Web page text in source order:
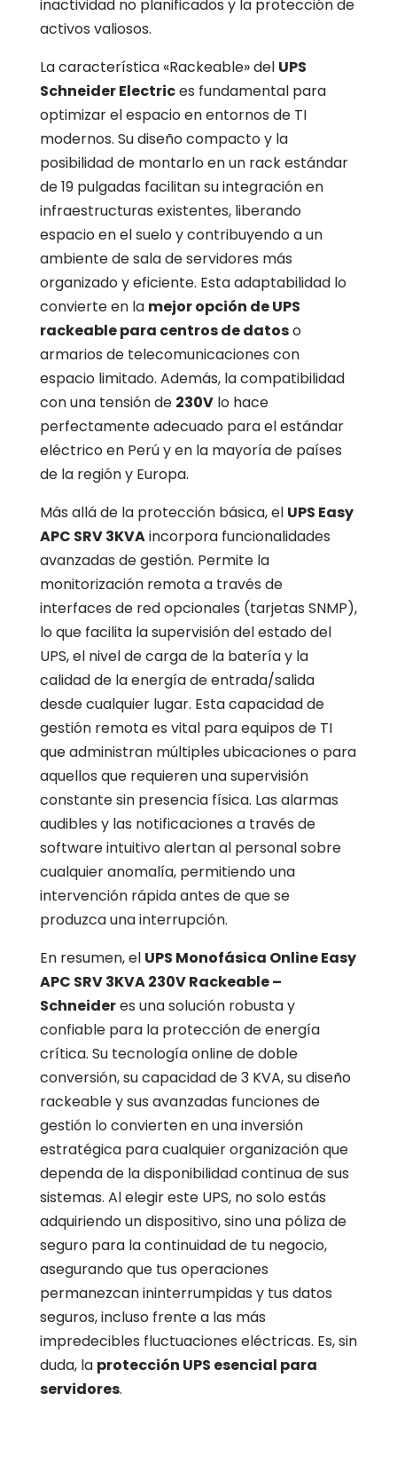
inactividad no planificados y la protección de
activos valiosos.
La característica «Rackeable» del UPS
Schneider Electrices fundamental para
optimizar el espacio en entornos de TI
modernos. Su diseño compacto y la
posibilidad de montarlo en un rack estándar
de 19 pulgadas facilitan su integración en
infraestructuras existentes, liberando
espacio en el suelo y contribuyendo a un
ambiente de sala de servidores más
organizado y eficiente. Esta adaptabilidad lo
convierte en la mejor opción de UPS
rackeable para centros de datoso
armarios de telecomunicaciones con
espacio limitado. Además, la compatibilidad
con una tensión de 230Vlo hace
perfectamente adecuado para el estándar
eléctrico en Perú y en la mayoría de países
de la región y Europa.
Más allá de la protección básica, el UPS Easy
APC SRV 3KVAincorpora funcionalidades
avanzadas de gestión. Permite la
monitorización remota a través de
interfaces de red opcionales (tarjetas SNMP),
lo que facilita la supervisión del estado del
UPS, el nivel de carga de la batería y la
calidad de la energía de entrada/salida
desde cualquier lugar. Esta capacidad de
gestión remota es vital para equipos de TI
que administran múltiples ubicaciones o para
aquellos que requieren una supervisión
constante sin presencia física. Las alarmas
audibles y las notificaciones a través de
software intuitivo alertan al personal sobre
cualquier anomalía, permitiendo una
intervención rápida antes de que se
produzca una interrupción.
En resumen, el UPS Monofásica Online Easy
APC SRV 3KVA 230V Rackeable –
Schneideres una solución robusta y
confiable para la protección de energía
crítica. Su tecnología online de doble
conversión, su capacidad de 3 KVA, su diseño
rackeable y sus avanzadas funciones de
gestión lo convierten en una inversión
estratégica para cualquier organización que
dependa de la disponibilidad continua de sus
sistemas. Al elegir este UPS, no solo estás
adquiriendo un dispositivo, sino una póliza de
seguro para la continuidad de tu negocio,
asegurando que tus operaciones
permanezcan ininterrumpidas y tus datos
seguros, incluso frente a las más
impredecibles fluctuaciones eléctricas. Es, sin
duda, la protección UPS esencial para
servidores.